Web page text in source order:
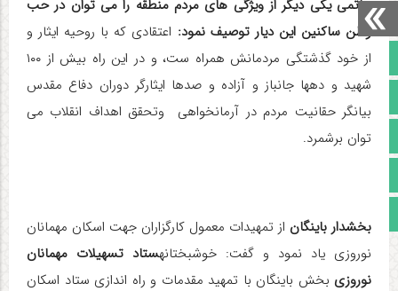
صفحه نخست
تالار گفتمان
آپارات
حاتمی یکی دیگر از ویژگی های مردم منطقه را می توان در حب
وطن ساکنین این دیار توصیف نمود: اعتقادی که با روحیه ایثار و
از خود گذشتگی مردمانش همراه ست، و در این راه بیش از ۱۰۰
شهید و دهها جانباز و آزاده و صدها ایثارگر دوران دفاع مقدس
بیانگر حقانیت مردم در آرمانخواهی وتحقق اهداف انقلاب می
توان برشمرد.
بخشدار باینگان از تمهیدات معمول کارگزاران جهت اسکان مهمانان
نوروزی یاد نمود و گفت: خوشبختانهستاد تسهیلات مهمانان
نوروزی بخش باینگان با تمهید مقدمات و راه اندازی ستاد اسکان